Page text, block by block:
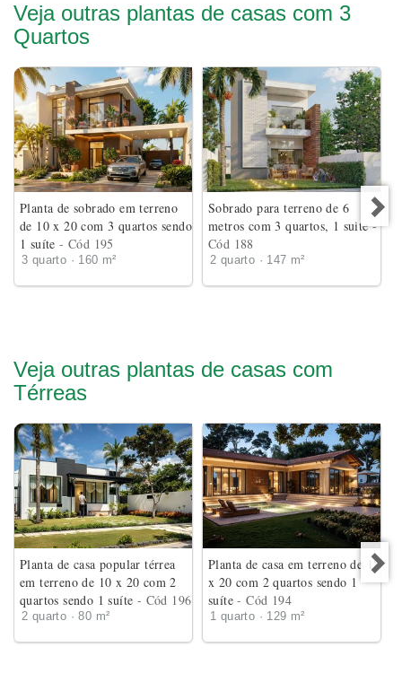
Veja outras plantas de casas com 3
Quartos
Planta de sobrado em terreno
de 10 x 20 com 3 quartos sendo
1 suíte- Cód 195
3 quarto · 160 m²
Sobrado para terreno de 6
metros com 3 quartos, 1 suite-
Cód 188
2 quarto · 147 m²
Veja outras plantas de casas com
Térreas
Planta de casa popular térrea
em terreno de 10 x 20 com 2
quartos sendo 1 suíte - Cód 196
2 quarto · 80 m²
Planta de casa em terreno de 18
x 20 com 2 quartos sendo 1
suíte- Cód 194
1 quarto · 129 m²